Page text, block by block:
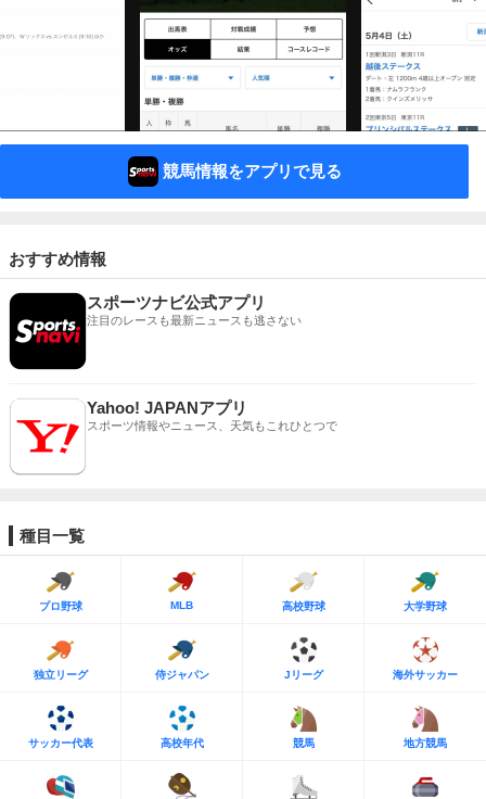
競馬情報をアプリで見る
おすすめ情報
スポーツナビ公式アプリ
注目のレースも最新ニュースも逃さない
Yahoo! JAPANアプリ
スポーツ情報やニュース、天気もこれひとつで
種目一覧
プロ野球 MLB 高校野球 大学野球
独立リーグ 侍ジャパン Jリーグ 海外サッカー
サッカー代表 高校年代 競馬 地方競馬